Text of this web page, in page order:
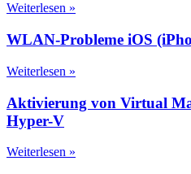
Weiterlesen »
WLAN-Probleme iOS
Weiterlesen »
Aktivierung von Virtual
Hyper-V
Weiterlesen »